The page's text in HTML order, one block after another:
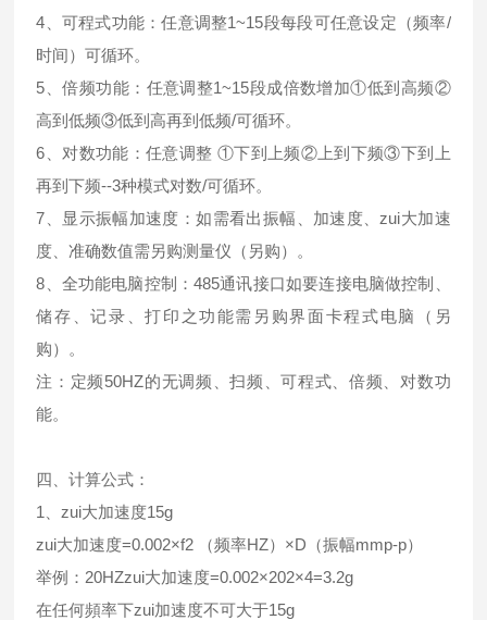
4、可程式功能：任意调整1~15段每段可任意设定（频率/
时间）可循环。
5、倍频功能：任意调整1~15段成倍数增加①低到高频②
高到低频③低到高再到低频/可循环。
6、对数功能：任意调整 ①下到上频②上到下频③下到上
再到下频--3种模式对数/可循环。
7、显示振幅加速度：如需看出振幅、加速度、zui大加速
度、准确数值需另购测量仪（另购）。
8、全功能电脑控制：485通讯接口如要连接电脑做控制、
储存、记录、打印之功能需另购界面卡程式电脑（另
购）。
注：定频50HZ的无调频、扫频、可程式、倍频、对数功
能。
四、计算公式：
1、zui大加速度15g
zui大加速度=0.002×f2 （频率HZ）×D（振幅mmp-p）
举例：20HZzui大加速度=0.002×202×4=3.2g
在任何頻率下zui加速度不可大于15g